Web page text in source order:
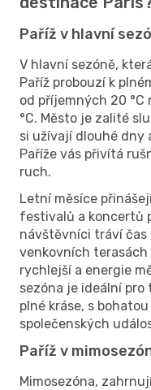
Paříž v hlavní
V hlavní sezóně,
Paříž probouzí k
od příjemných 20 °C
°C. Město je zalité
si užívají dlouhé dny
Paříže vás přivítá
ruch.
Letní měsíce
festivalů a koncertů
návštěvníci tráví čas
venkovních
rychlejší a energie
sezóna je ideální
plné kráse, s
společenských
Paříž v
Mimosezóna,